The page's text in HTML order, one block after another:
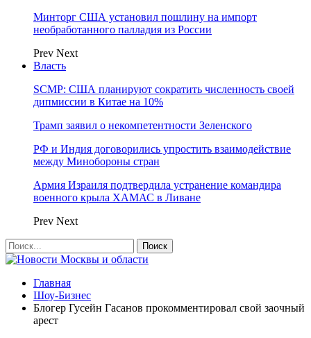
Минторг США установил пошлину на импорт
необработанного палладия из России
Prev Next
Власть
SCMP: США планируют сократить численность своей
дипмиссии в Китае на 10%
Трамп заявил о некомпетентности Зеленского
РФ и Индия договорились упростить взаимодействие
между Минобороны стран
Армия Израиля подтвердила устранение командира
военного крыла ХАМАС в Ливане
Prev Next
Главная
Шоу-Бизнес
Блогер Гусейн Гасанов прокомментировал свой заочный
арест